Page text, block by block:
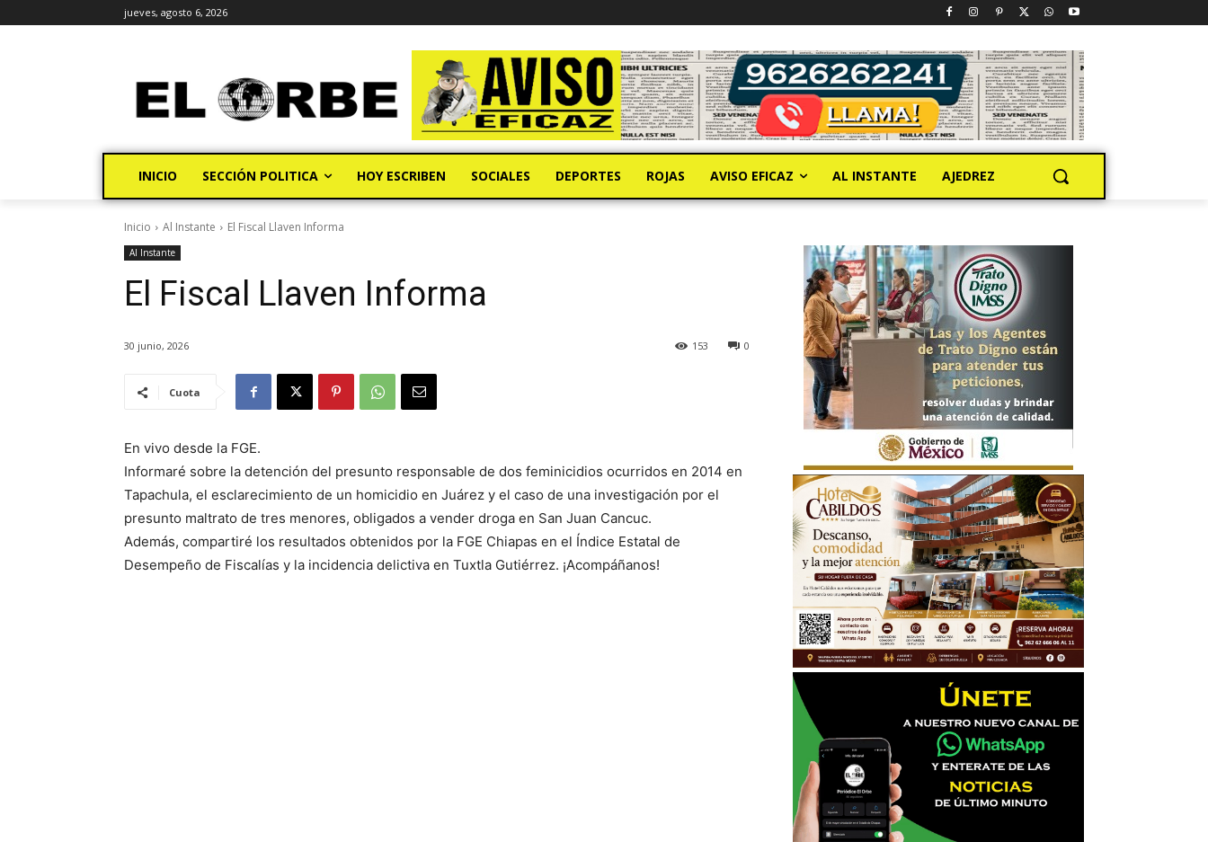
jueves, agosto 6, 2026
INICIO SECCIÓN POLITICA HOY ESCRIBEN SOCIALES DEPORTES ROJAS AVISO EFICAZ AL INSTANTE AJEDREZ
Inicio Al Instante El Fiscal Llaven Informa
Al Instante
El Fiscal Llaven Informa
30 junio, 2026 0
153
Cuota
En vivo desde la FGE.
Informaré sobre la detención del presunto responsable de dos feminicidios ocurridos en 2014 en
Tapachula, el esclarecimiento de un homicidio en Juárez y el caso de una investigación por el
presunto maltrato de tres menores, obligados a vender droga en San Juan Cancuc.
Además, compartiré los resultados obtenidos por la FGE Chiapas en el Índice Estatal de
Desempeño de Fiscalías y la incidencia delictiva en Tuxtla Gutiérrez. ¡Acompáñanos!